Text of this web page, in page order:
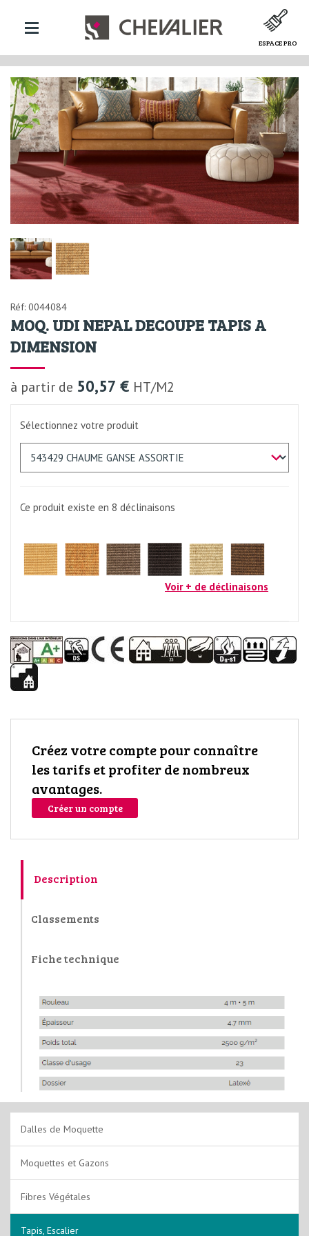
ESPACE PRO
Réf: 0044084
MOQ. UDI NEPAL DECOUPE TAPIS A
DIMENSION
à partir de 50,57 € HT/M2
Sélectionnez votre produit
Ce produit existe en 8 déclinaisons
Voir + de déclinaisons
Créez votre compte pour connaître
les tarifs et profiter de nombreux
avantages.
Créer un compte
Description
Classements
Fiche technique
Dalles de Moquette
Moquettes et Gazons
Fibres Végétales
Tapis, Escalier